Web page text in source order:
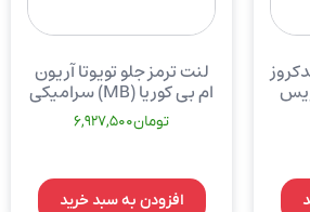
ریس
لنت ترمز جلو تویوتا آریون
ام بی کوریا (MB) سرامیکی
تومان6,927,500
افزودن به سبد خرید